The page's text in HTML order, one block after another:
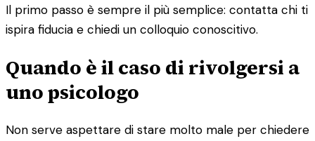
Il primo passo è sempre il più semplice: contatta chi ti
ispira fiducia e chiedi un colloquio conoscitivo.
Quando è il caso di rivolgersi a
uno psicologo
Non serve aspettare di stare molto male per chiedere